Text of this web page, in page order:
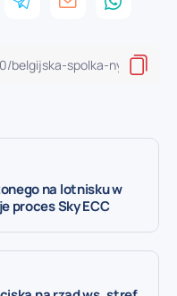
na lotnisku w
proces Sky ECC